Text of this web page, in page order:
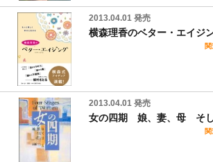
2013.04.01 発売
横森理香のベター・エイジ
2013.04.01 発売
女の四期 娘、妻、母 そ